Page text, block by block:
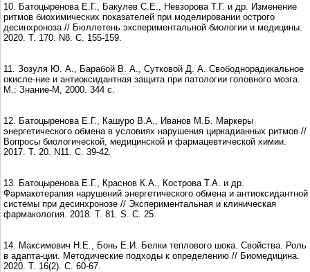
10. Батоцыренова Е.Г., Бакулев С.Е., Невзорова Т.Г. и др. Изменение
ритмов биохимических показателей при моделировании острого
десинхроноза // Бюллетень экспериментальной биологии и медицины.
2020. Т. 170. N8. С. 155-159.
11. Зозуля Ю. А., Барабой В. А., Сутковой Д. А. Свободнорадикальное
окисле-ние и антиоксидантная защита при патологии головного мозга.
М.: Знание-М, 2000. 344 с.
12. Батоцыренова Е.Г., Кашуро В.А., Иванов М.Б. Маркеры
энергетического обмена в условиях нарушения циркадианных ритмов //
Вопросы биологической, медицинской и фармацевтической химии.
2017. Т. 20. N11. С. 39-42.
13. Батоцыренова Е.Г., Краснов К.А., Кострова Т.А. и др.
Фармакотерапия нарушений энергетического обмена и антиоксидантной
системы при десинхронозе // Экспериментальная и клиническая
фармакология. 2018. Т. 81. S. С. 25.
14. Максимович Н.Е., Бонь Е.И. Белки теплового шока. Свойства. Роль
в адапта-ции. Методические подходы к определению // Биомедицина.
2020. Т. 16(2). С. 60-67.